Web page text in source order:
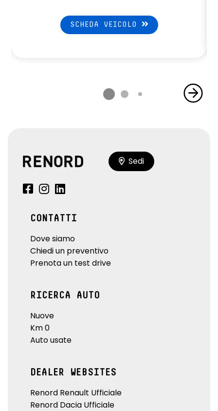
SCHEDA VEICOLO
Sedi
CONTATTI
Dove siamo
Chiedi un preventivo
Prenota un test drive
RICERCA AUTO
Nuove
Km 0
Auto usate
DEALER WEBSITES
Renord Renault Ufficiale
Renord Dacia Ufficiale